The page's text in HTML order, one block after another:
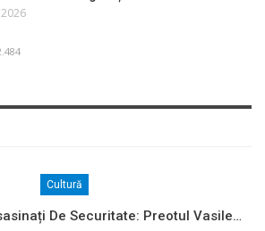
Cultură
De Securitate: Preotul Vasile…